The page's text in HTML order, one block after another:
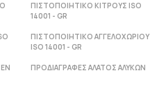
ΠΙΣΤΟΠΟΙΗΤΙΚΟ ΚΙΤΡΟΥΣ ISO
14001 - GR
ΠΙΣΤΟΠΟΙΗΤΙΚΟ ΑΓΓΕΛΟΧΩΡΙΟΥ
ISO 14001 - GR
ΕΝ ΠΡΟΔΙΑΓΡΑΦΕΣ ΑΛΑΤΟΣ ΑΛΥΚΩΝ